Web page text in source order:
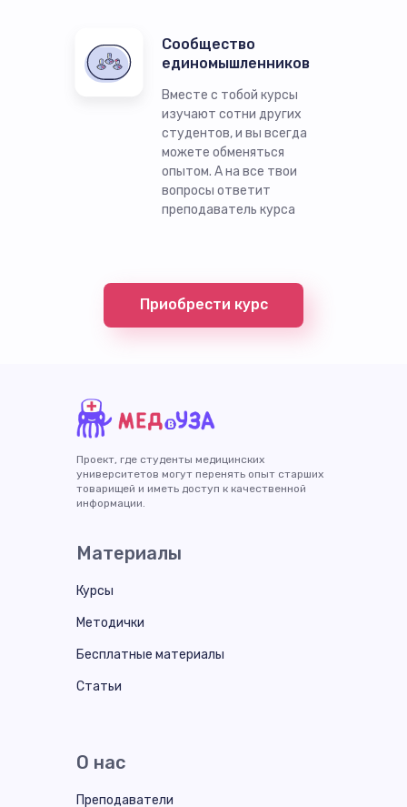
Сообщество
единомышленников
Вместе с тобой курсы
изучают сотни других
студентов, и вы всегда
можете обменяться
опытом. А на все твои
вопросы ответит
преподаватель курса
Приобрести курс
Проект, где студенты медицинских
университетов могут перенять опыт старших
товарищей и иметь доступ к качественной
информации.
Материалы
Курсы
Методички
Бесплатные материалы
Статьи
О нас
Преподаватели